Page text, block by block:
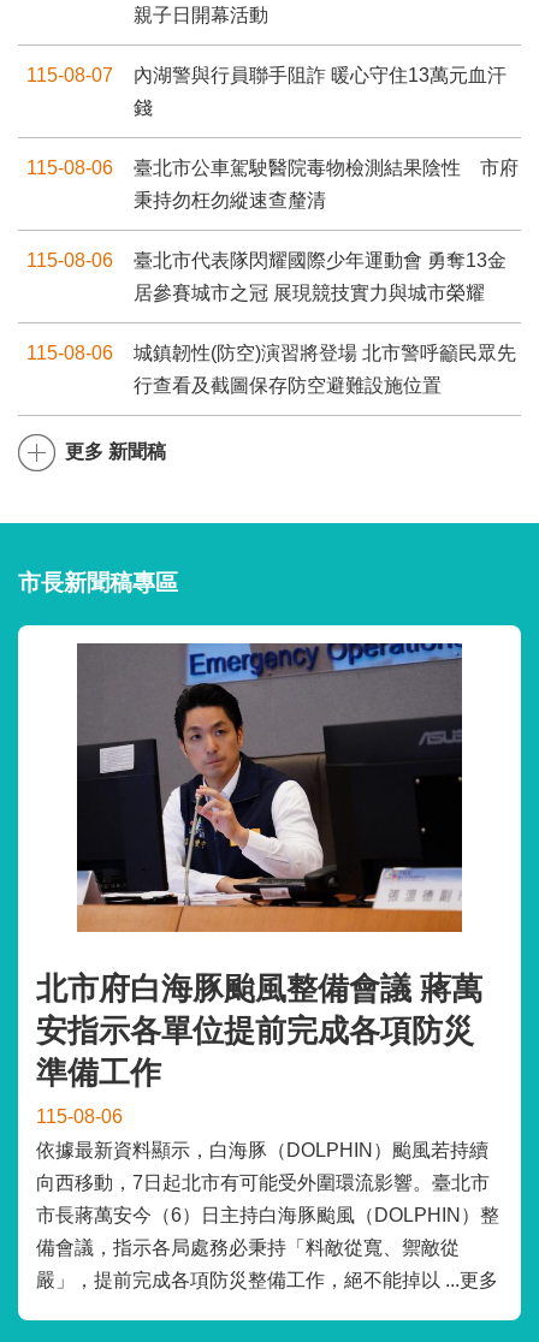
親子日開幕活動
115-08-07
內湖警與行員聯手阻詐 暖心守住13萬元血汗
錢
115-08-06
臺北市公車駕駛醫院毒物檢測結果陰性 市府
秉持勿枉勿縱速查釐清
115-08-06
臺北市代表隊閃耀國際少年運動會 勇奪13金
居參賽城市之冠 展現競技實力與城市榮耀
115-08-06
城鎮韌性(防空)演習將登場 北市警呼籲民眾先
行查看及截圖保存防空避難設施位置
更多 新聞稿
市長新聞稿專區
北市府白海豚颱風整備會議 蔣萬
安指示各單位提前完成各項防災
準備工作
115-08-06
依據最新資料顯示，白海豚（DOLPHIN）颱風若持續
向西移動，7日起北市有可能受外圍環流影響。臺北市
市長蔣萬安今（6）日主持白海豚颱風（DOLPHIN）整
備會議，指示各局處務必秉持「料敵從寬、禦敵從
嚴」，提前完成各項防災整備工作，絕不能掉以 ...更多